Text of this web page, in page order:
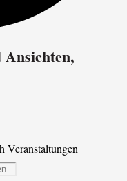
Ansichten,
Veranstaltungen